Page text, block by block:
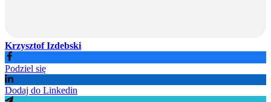
Krzysztof Izdebski
Podziel się
Dodaj do Linkedin